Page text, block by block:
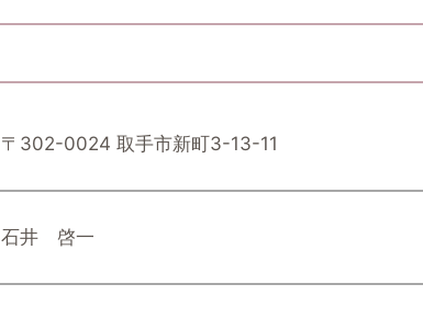
〒302-0024 取手市新町3-13-11
石井 啓一